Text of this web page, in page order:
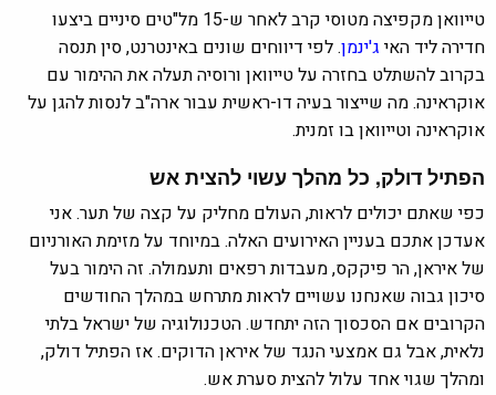
טייוואן מקפיצה מטוסי קרב לאחר ש-15 מל"טים סיניים ביצעו
חדירה ליד האיג'ינמן. לפי דיווחים שונים באינטרנט, סין תנסה
בקרוב להשתלט בחזרה על טייוואן ורוסיה תעלה את ההימור עם
אוקראינה. מה שייצור בעיה דו-ראשית עבור ארה"ב לנסות להגן על
אוקראינה וטייוואן בו זמנית.
הפתיל דולק, כל מהלך עשוי להצית אש
כפי שאתם יכולים לראות, העולם מחליק על קצה של תער. אני
אעדכן אתכם בעניין האירועים האלה. במיוחד על מזימת האורניום
של איראן, הר פיקקס, מעבדות רפאים ותעמולה. זה הימור בעל
סיכון גבוה שאנחנו עשויים לראות מתרחש במהלך החודשים
הקרובים אם הסכסוך הזה יתחדש. הטכנולוגיה של ישראל בלתי
נלאית, אבל גם אמצעי הנגד של איראן הדוקים. אז הפתיל דולק,
ומהלך שגוי אחד עלול להצית סערת אש.